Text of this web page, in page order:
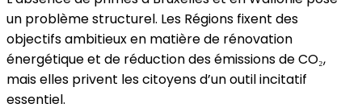
un problème structurel. Les Régions fixent des
objectifs ambitieux en matière de rénovation
énergétique et de réduction des émissions de CO₂,
mais elles privent les citoyens d’un outil incitatif
essentiel.